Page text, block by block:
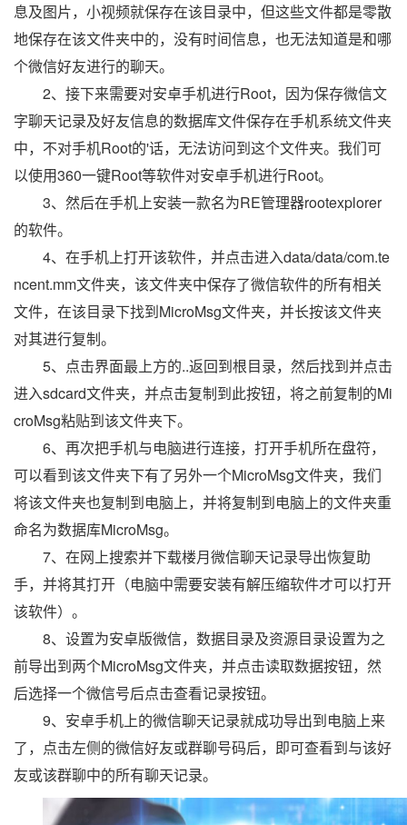
息及图片，小视频就保存在该目录中，但这些文件都是零散
地保存在该文件夹中的，没有时间信息，也无法知道是和哪
个微信好友进行的聊天。
2、接下来需要对安卓手机进行Root，因为保存微信文
字聊天记录及好友信息的数据库文件保存在手机系统文件夹
中，不对手机Root的'话，无法访问到这个文件夹。我们可
以使用360一键Root等软件对安卓手机进行Root。
3、然后在手机上安装一款名为RE管理器rootexplorer
的软件。
4、在手机上打开该软件，并点击进入data/data/com.te
ncent.mm文件夹，该文件夹中保存了微信软件的所有相关
文件，在该目录下找到MicroMsg文件夹，并长按该文件夹
对其进行复制。
5、点击界面最上方的..返回到根目录，然后找到并点击
进入sdcard文件夹，并点击复制到此按钮，将之前复制的Mi
croMsg粘贴到该文件夹下。
6、再次把手机与电脑进行连接，打开手机所在盘符，
可以看到该文件夹下有了另外一个MicroMsg文件夹，我们
将该文件夹也复制到电脑上，并将复制到电脑上的文件夹重
命名为数据库MicroMsg。
7、在网上搜索并下载楼月微信聊天记录导出恢复助
手，并将其打开（电脑中需要安装有解压缩软件才可以打开
该软件）。
8、设置为安卓版微信，数据目录及资源目录设置为之
前导出到两个MicroMsg文件夹，并点击读取数据按钮，然
后选择一个微信号后点击查看记录按钮。
9、安卓手机上的微信聊天记录就成功导出到电脑上来
了，点击左侧的微信好友或群聊号码后，即可查看到与该好
友或该群聊中的所有聊天记录。